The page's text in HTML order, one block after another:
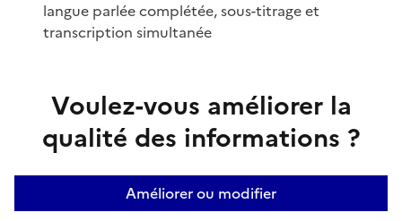
langue parlée complétée, sous-titrage et
transcription simultanée
Voulez-vous améliorer la
qualité des informations ?
Améliorer ou modifier